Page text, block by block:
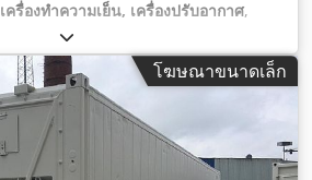
เครื่องทำความเย็น, เครื่องปรับอากาศ,
โฆษณาขนาดเล็ก